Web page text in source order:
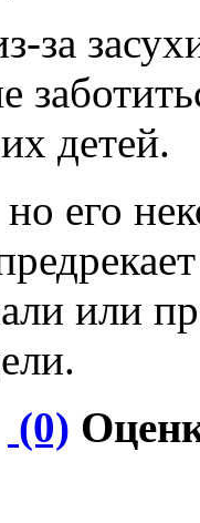
за
детей.
его
или
(0)